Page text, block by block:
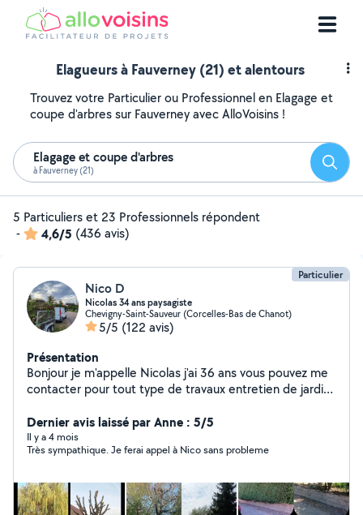
Elagueurs à Fauverney (21) et alentours
Trouvez votre Particulier ou Professionnel en Elagage et
coupe d'arbres sur Fauverney avec AlloVoisins !
Elagage et coupe d'arbres
à Fauverney (21)
5 Particuliers et 23 Professionnels répondent
-
4,6/5 (436 avis)
Particulier
Nico D
Nicolas 34 ans paysagiste
Chevigny-Saint-Sauveur (Corcelles-Bas de Chanot)
5/5 (122 avis)
Présentation
Bonjour je m'appelle Nicolas j'ai 36 ans vous pouvez me
contacter pour tout type de travaux entretien de jardins
et si ce n'est pas dans mes compétences je préfère
vous dire non plutôt que de faire n'importe quoi j'aime le
travail propre et soigné
Dernier avis laissé par Anne : 5/5
Il y a 4 mois
Très sympathique. Je ferai appel à Nico sans probleme